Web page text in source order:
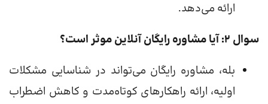
ارائه می‌دهد.
سوال ۲: آیا مشاوره رایگان آنلاین موثر است؟
بله، مشاوره رایگان می‌تواند در شناسایی مشکلات
اولیه، ارائه راهکارهای کوتاه‌مدت و کاهش اضطراب